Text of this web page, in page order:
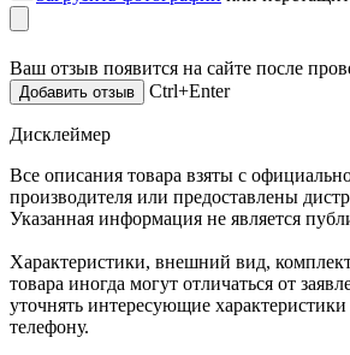
Ваш отзыв появится на сайте после
Ctrl+Enter
Дисклеймер
Все описания товара взяты с
производителя или предоставлены
Указанная информация не является
Характеристики, внешний вид,
товара иногда могут отличаться от
уточнять интересующие
телефону.